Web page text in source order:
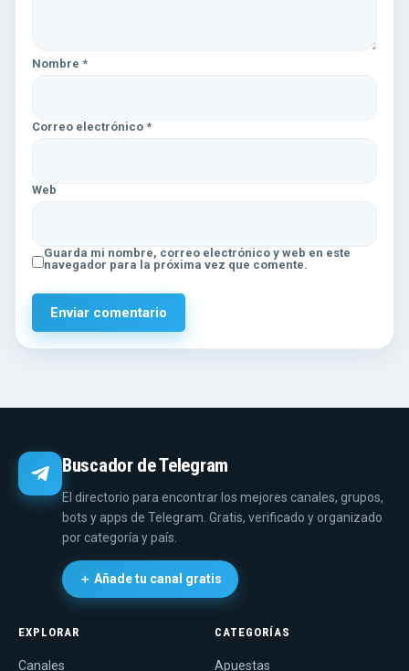
Nombre *
Correo electrónico *
Web
Guarda mi nombre, correo electrónico y web en este
navegador para la próxima vez que comente.
Buscador de Telegram
El directorio para encontrar los mejores canales, grupos,
bots y apps de Telegram. Gratis, verificado y organizado
por categoría y país.
＋ Añade tu canal gratis
EXPLORAR
Canales
CATEGORÍAS
Apuestas